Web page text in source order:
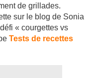
de grillades.
sur le blog de Sonia
« courgettes vs
Tests de recettes